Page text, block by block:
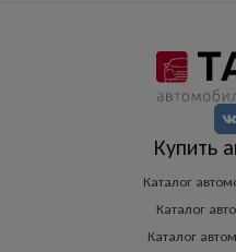
Купить
Каталог
Каталог
Каталог